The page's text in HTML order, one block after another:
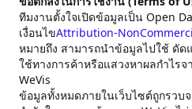
ทีมงานตั้งใจเปิดข้อมูลเป็น Open
เงื่อนไขAttribution-
หมายถึง สามารถนำข้อมูลไปใช้ ดัด
ใช้ทางการค้าหรือแสวงหาผลกำไร
WeVis
ข้อมูลทั้งหมดภายในเว็บไซต์ถูกรวบ